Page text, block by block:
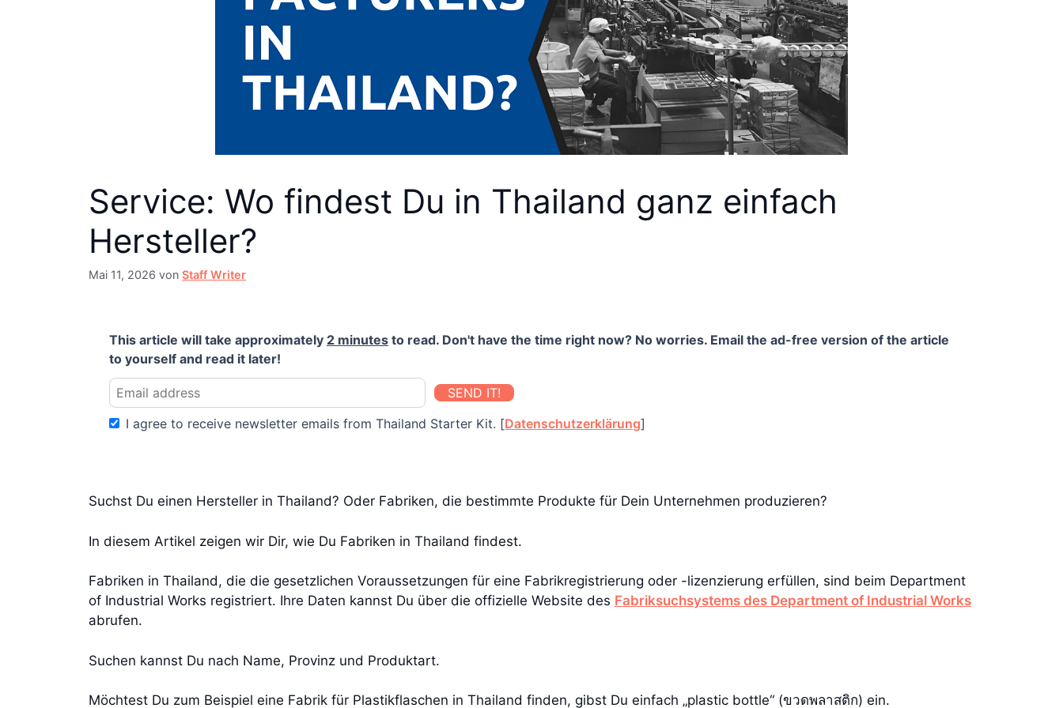
Service: Wo findest Du in Thailand ganz einfach
Hersteller?
Mai 11, 2026 von Staff Writer
This article will take approximately 2 minutes to read. Don't have the time right now? No worries. Email the ad-free version of the article
to yourself and read it later!
SEND IT!
I agree to receive newsletter emails from Thailand Starter Kit. [Datenschutzerklärung]
Suchst Du einen Hersteller in Thailand? Oder Fabriken, die bestimmte Produkte für Dein Unternehmen produzieren?
In diesem Artikel zeigen wir Dir, wie Du Fabriken in Thailand findest.
Fabriken in Thailand, die die gesetzlichen Voraussetzungen für eine Fabrikregistrierung oder -lizenzierung erfüllen, sind beim Department
of Industrial Works registriert. Ihre Daten kannst Du über die offizielle Website des Fabriksuchsystems des Department of Industrial Works
abrufen.
Suchen kannst Du nach Name, Provinz und Produktart.
Möchtest Du zum Beispiel eine Fabrik für Plastikflaschen in Thailand finden, gibst Du einfach „plastic bottle“ (ขวดพลาสติก) ein.